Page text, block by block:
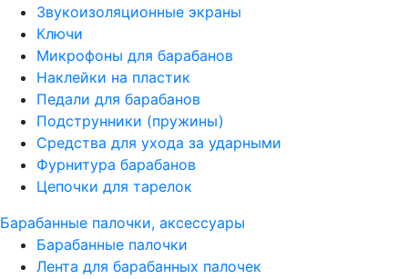
Звукоизоляционные экраны
Ключи
Микрофоны для барабанов
Наклейки на пластик
Педали для барабанов
Подструнники (пружины)
Средства для ухода за ударными
Фурнитура барабанов
Цепочки для тарелок
Барабанные палочки, аксессуары
Барабанные палочки
Лента для барабанных палочек